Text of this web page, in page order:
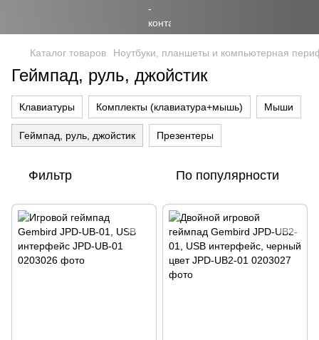
Каталог товаров Ноутбуки, планшеты и компьютерная
Геймпад, руль, джойстик
Клавиатуры Комплекты (клавиатура+мышь) Мыши
Геймпад, руль, джойстик Презентеры
Фильтр По популярности